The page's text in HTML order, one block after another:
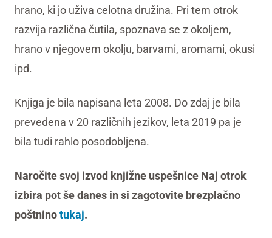
hrano, ki jo uživa celotna družina. Pri tem otrok
razvija različna čutila, spoznava se z okoljem,
hrano v njegovem okolju, barvami, aromami, okusi
ipd.
Knjiga je bila napisana leta 2008. Do zdaj je bila
prevedena v 20 različnih jezikov, leta 2019 pa je
bila tudi rahlo posodobljena.
Naročite svoj izvod knjižne uspešnice Naj otrok
izbira pot še danes in si zagotovite brezplačno
poštninotukaj.